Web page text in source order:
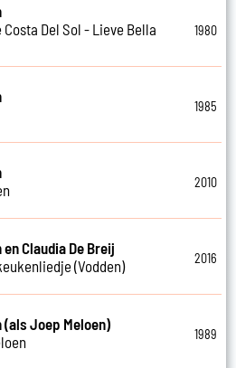
Costa Del Sol - Lieve Bella
1980
1985
2010
en Claudia De Breij
(Vodden)
2016
(als Joep Meloen)
1989